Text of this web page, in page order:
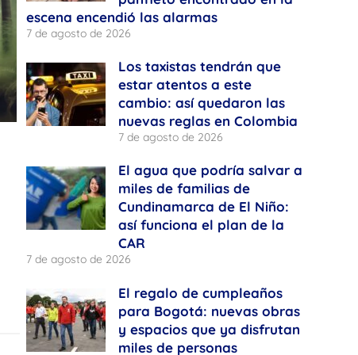
escena encendió las alarmas
7 de agosto de 2026
Los taxistas tendrán que
estar atentos a este
cambio: así quedaron las
nuevas reglas en Colombia
7 de agosto de 2026
El agua que podría salvar a
miles de familias de
Cundinamarca de El Niño:
así funciona el plan de la
CAR
7 de agosto de 2026
El regalo de cumpleaños
para Bogotá: nuevas obras
y espacios que ya disfrutan
miles de personas